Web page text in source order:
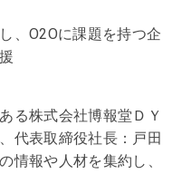
、O2Oに課題を持つ企
る株式会社博報堂ＤＹ
代表取締役社長：戸田
情報や人材を集約し、